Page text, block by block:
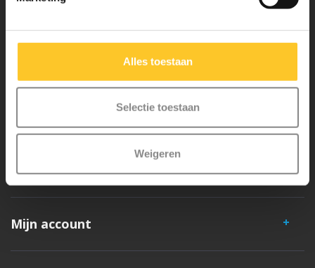
Alles toestaan
Selectie toestaan
Weigeren
hebt jarenlang plezier van een Micro step!
Klantenservice
Mijn account